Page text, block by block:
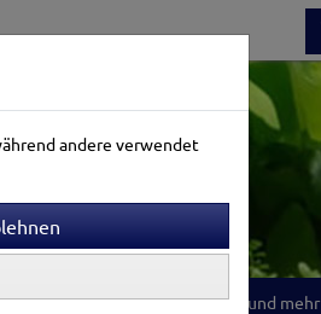
Gartenwelt T-shirts und mehr
andere verwendet